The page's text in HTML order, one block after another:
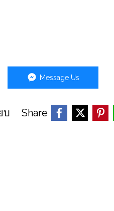
Message Us
บ Share